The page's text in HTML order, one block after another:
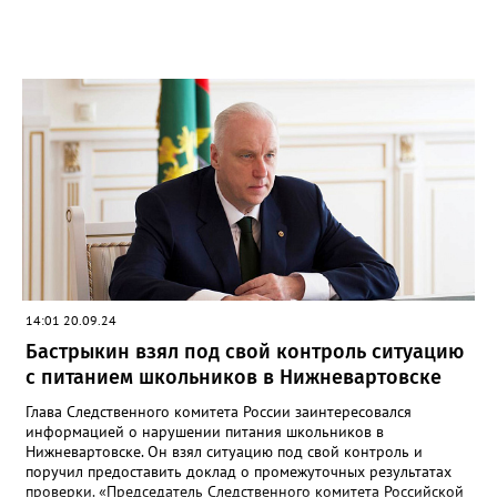
14:01 20.09.24
Бастрыкин взял под свой контроль ситуацию
с питанием школьников в Нижневартовске
Глава Следственного комитета России заинтересовался
информацией о нарушении питания школьников в
Нижневартовске. Он взял ситуацию под свой контроль и
поручил предоставить доклад о промежуточных результатах
проверки. «Председатель Следственного комитета Российской